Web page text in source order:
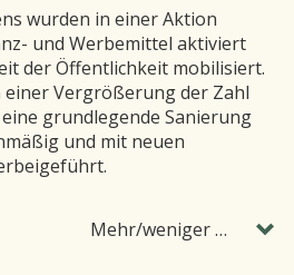
wurden in einer Aktion
und Werbemittel aktiviert
der Öffentlichkeit mobilisiert.
einer Vergrößerung der Zahl
grundlegende Sanierung
und mit neuen
Mehr/weniger …